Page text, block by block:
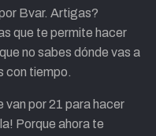
Bvar. Artigas?
que te permite hacer
no sabes dónde vas a
con tiempo.
por 21 para hacer
Porque ahora te